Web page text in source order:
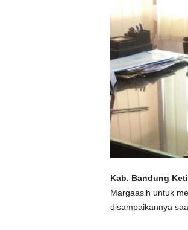
Kab. Bandung
Margaasih untuk
disampaikannya